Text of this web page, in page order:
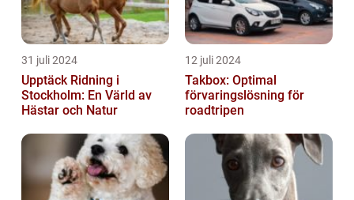
31 juli 2024
Upptäck Ridning i
Stockholm: En Värld av
Hästar och Natur
12 juli 2024
Takbox: Optimal
förvaringslösning för
roadtripen